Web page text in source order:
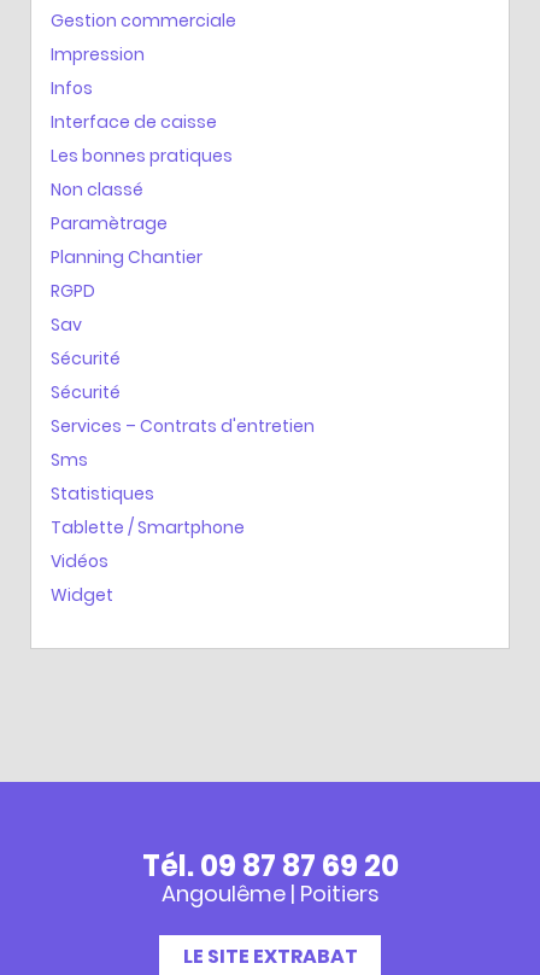
Gestion commerciale
Impression
Infos
Interface de caisse
Les bonnes pratiques
Non classé
Paramètrage
Planning Chantier
RGPD
Sav
Sécurité
Sécurité
Services – Contrats d'entretien
Sms
Statistiques
Tablette / Smartphone
Vidéos
Widget
Tél. 09 87 87 69 20
Angoulême | Poitiers
LE SITE EXTRABAT